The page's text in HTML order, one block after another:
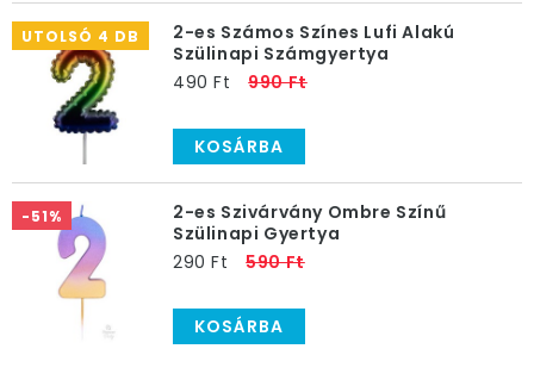
UTOLSÓ 4 DB
2-es Számos Színes Lufi Alakú
Szülinapi Számgyertya
490 Ft
990 Ft
KOSÁRBA
-51%
2-es Szivárvány Ombre Színű
Szülinapi Gyertya
290 Ft
590 Ft
KOSÁRBA